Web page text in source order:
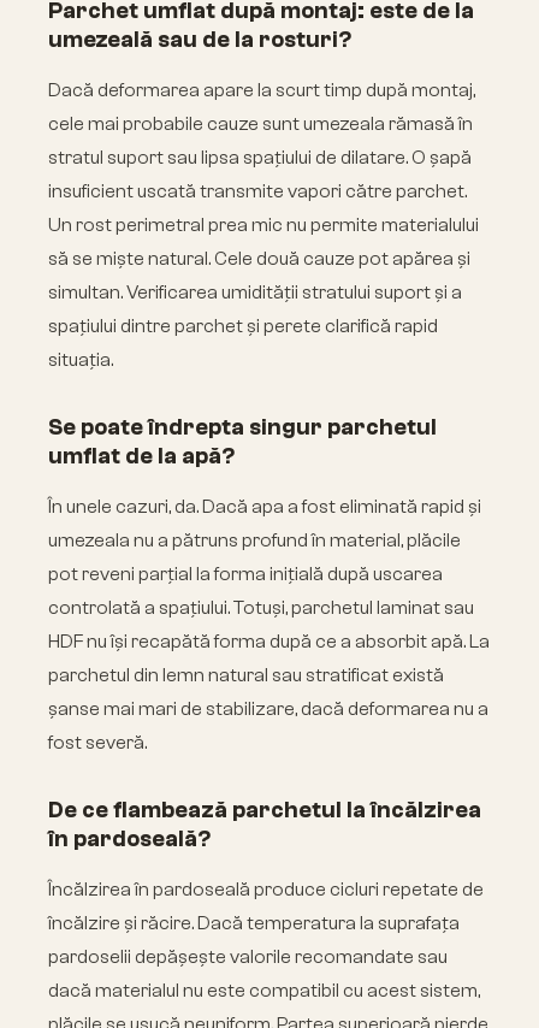
Parchet umflat după montaj: este de la
umezeală sau de la rosturi?
Dacă deformarea apare la scurt timp după montaj,
cele mai probabile cauze sunt umezeala rămasă în
stratul suport sau lipsa spațiului de dilatare. O șapă
insuficient uscată transmite vapori către parchet.
Un rost perimetral prea mic nu permite materialului
să se miște natural. Cele două cauze pot apărea și
simultan. Verificarea umidității stratului suport și a
spațiului dintre parchet și perete clarifică rapid
situația.
Se poate îndrepta singur parchetul
umflat de la apă?
În unele cazuri, da. Dacă apa a fost eliminată rapid și
umezeala nu a pătruns profund în material, plăcile
pot reveni parțial la forma inițială după uscarea
controlată a spațiului. Totuși, parchetul laminat sau
HDF nu își recapătă forma după ce a absorbit apă. La
parchetul din lemn natural sau stratificat există
șanse mai mari de stabilizare, dacă deformarea nu a
fost severă.
De ce flambează parchetul la încălzirea
în pardoseală?
Încălzirea în pardoseală produce cicluri repetate de
încălzire și răcire. Dacă temperatura la suprafața
pardoselii depășește valorile recomandate sau
dacă materialul nu este compatibil cu acest sistem,